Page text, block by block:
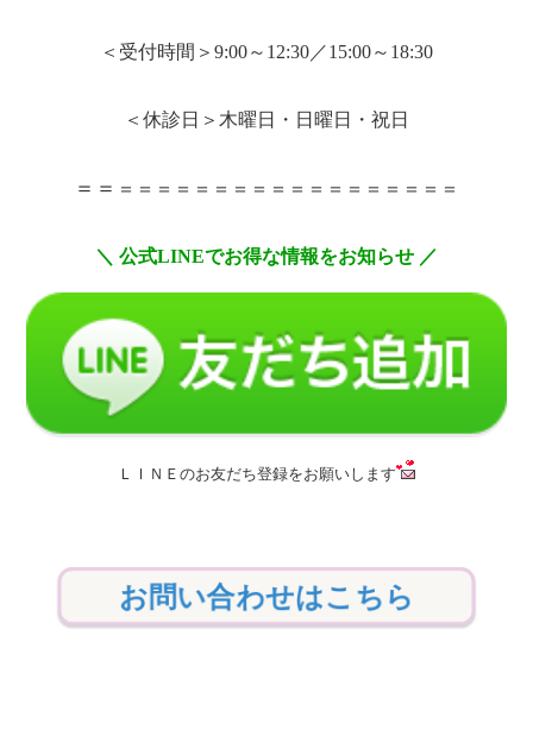
＜受付時間＞ 9:00～ 12:30／15:00～ 18:30
＜休診日＞木曜日・日曜日・祝日
＝＝ ＝＝＝＝＝＝＝＝＝＝＝＝＝＝＝＝＝＝
＼ 公式LINEでお得な情報をお知らせ／
ＬＩＮＥのお友だち登録をお願いします
お問い合わせはこちら